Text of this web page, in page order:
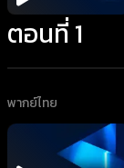
ตอนที่ 1
พากย์ไทย